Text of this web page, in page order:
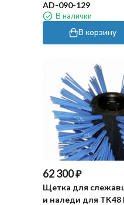
AD-090-129
В наличии
В корзину
62 300₽
Щетка для
и наледи для TK48